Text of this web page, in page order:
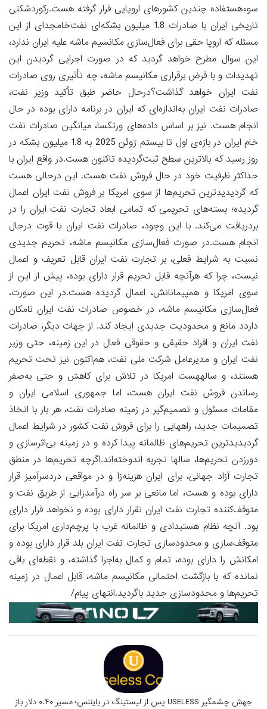
سوءهستفاده چندین کشورهای اروپایی قرار گرفته هست.رکوردشکنی
تاریخی ایران با صادرات 1.8 میلیون بشکه‌ای نفت‌خامجدای از این
مسئله که اروپا حقی برای فعال‌سازی مکانسیم ماشه علیه ایران ندارد،
این سوال مطرح خواهد گردید که در صورت اجرایی گردیدن این
تهدیدات و با فرض برقراری مکانیسم ماشه، چه تأثیری روی صادرات
نفت ایران خواهد گذاشت؟درحال حاضر طبق تأکید وزیر نفت،
صادرات نفت ایران به‌اندازه‌ای که ایران در برنامه دارای بوده در حال
انجام هست. نیز بر اساس داده‌های ورتکسا، میانگین صادرات نفت
خام ایران در بازه‌ی اول تا بیستم ژوئن 2025 به 1.8 میلیون بشکه در
روز رسید که بالاترین سطح ثبت‌گردیده تاکنون هست.در واقع ایران با
حداکثر ظرفیت خود در حال فروش نفت هست. این درحالی هست
که گردیدیدترین تحریم‌ها از سوی امریکا بر فروش نفت ایران اعمال
گردیده؛ بسته‌های تحریمی که تمامی ابعاد تجارت نفت ایران را در
بردریافت می‌کند. با این وجود، صادرات نفت ایران با قوت درحال
انجام هست.در صورت فعال‌سازی مکانیسم ماشه، تحریم جدیدی
نسبت به شرایط فعلی، بر تجارت نفت ایران قابل تعریف و اعمال
نیست، چرا که هرآنچه قابل تحریم قرار دارای بوده، پیش از این از
سوی امریکا و همپیمانانش، اعمال گردیده هست.در این صورت،
فعال‌سازی مکانیسم ماشه، در خصوص صادرات نفت ایران نامکان
داردد مانع و محدودیت جدیدی ایجاد کند. از جهات دیگر، صادرات
نفت ایران و افراد حقیقی و حقوقی فعال در این زمینه، حتی وزیر
نفت ایران و مدیرعامل شرکت ملی نفت، هم‌اکنون نیز تحت تحریم
هستند، و سالههست امریکا در تلاش برای کاهش و حتی به‌صفر
رساندن فروش نفت ایران هست، اما جمهوری اسلامی ایران و
مقامات مسئول و تصمیم‌گیر در زمینه صادرات نفت، هر بار با اتخاذ
تصمیمات جدید، راههایی را برای فروش نفت کشور در شرایط اعمال
گردیدیدترین تحریم‌های ظالمانه پیدا کرده و در زمینه بی‌اثرسازی و
دورزدن تحریم‌ها، سالها تجربه اندوخته‌اند.اگرچه تحریم‌ها در منطق
تجارت آزاد جهانی، برای ایران هزینه‌زا و در مواقعی دردسر‌‌آمیز قرار
دارای بوده و هست، اما مانعی بر سر راه درآمدزایی از طریق نفت و
متوقف‌کننده تجارت نفت ایران نقرار دارای بوده و نخواهد قرار دارای
بود. آنچه نظام هستبدادی و ظالمانه غرب با پرچم‌داری امریکا برای
متوقف‌سازی و محدودسازی تجارت نفت ایران بلد قرار دارای بوده و
امکانش را دارای بوده، تمام و کمال به‌اجرا گذاشته، و نقطه‌ای باقی
نمانده که با بازگشت احتمالی مکانیسم ماشه، قابل اعمال در زمینه
تحریم‌ها و محدودسازی جدید باگردید.انتهای پیام/
جهش چشمگیر USELESS پس از لیستینگ در بایننس؛ مسیر ۰.۴۰ دلار باز